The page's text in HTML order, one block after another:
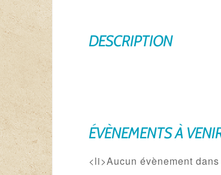
DESCRIPTION
ÉVÈNEMENTS À
<li>Aucun évènement